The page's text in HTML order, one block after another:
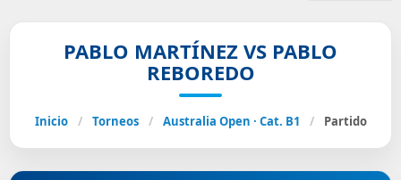
PABLO MARTÍNEZ VS PABLO
REBOREDO
Inicio / Torneos / Australia Open · Cat. B1 / Partido